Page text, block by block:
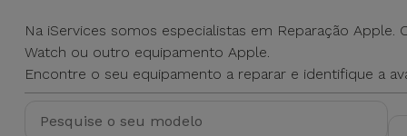
Macbook
/ iMac
Watch
Recondicionados
iPads
Recondicionados
Novidades
Promoções
Na iServices somos especialistas em Reparação
Watch ou outro equipamento Apple.
Encontre o seu equipamento a reparar e identifique a